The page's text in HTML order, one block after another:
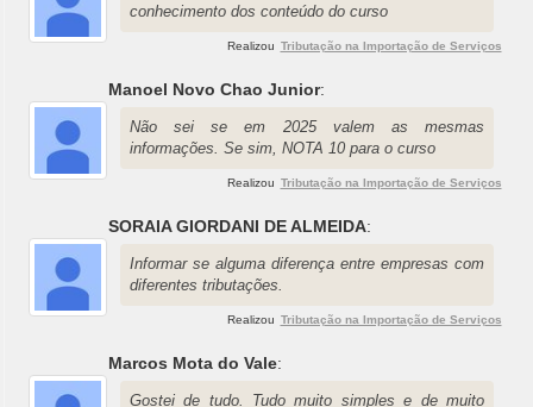
conhecimento dos conteúdo do curso
Realizou Tributação na Importação de Serviços
Manoel Novo Chao Junior:
Não sei se em 2025 valem as mesmas
informações. Se sim, NOTA 10 para o curso
Realizou Tributação na Importação de Serviços
SORAIA GIORDANI DE ALMEIDA:
Informar se alguma diferença entre empresas com
diferentes tributações.
Realizou Tributação na Importação de Serviços
Marcos Mota do Vale:
Gostei de tudo. Tudo muito simples e de muito